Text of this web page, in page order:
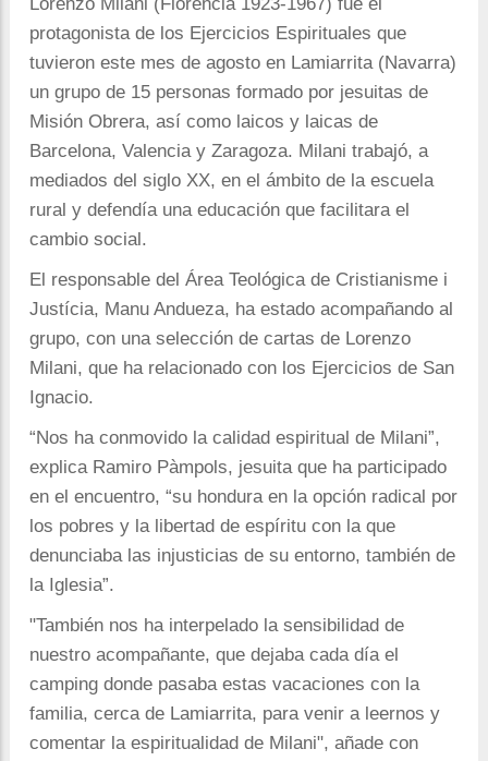
protagonista de los Ejercicios Espirituales que
tuvieron este mes de agosto en Lamiarrita (Navarra)
un grupo de 15 personas formado por jesuitas de
Misión Obrera, así como laicos y laicas de
Barcelona, ​​Valencia y Zaragoza. Milani trabajó, a
mediados del siglo XX, en el ámbito de la escuela
rural y defendía una educación que facilitara el
cambio social.
El responsable del Área Teológica de Cristianisme i
Justícia, Manu Andueza, ha estado acompañando al
grupo, con una selección de cartas de Lorenzo
Milani, que ha relacionado con los Ejercicios de San
Ignacio.
“Nos ha conmovido la calidad espiritual de Milani”,
explica Ramiro Pàmpols, jesuita que ha participado
en el encuentro, “su hondura en la opción radical por
los pobres y la libertad de espíritu con la que
denunciaba las injusticias de su entorno, también de
la Iglesia”.
"También nos ha interpelado la sensibilidad de
nuestro acompañante, que dejaba cada día el
camping donde pasaba estas vacaciones con la
familia, cerca de Lamiarrita, para venir a leernos y
comentar la espiritualidad de Milani", añade con